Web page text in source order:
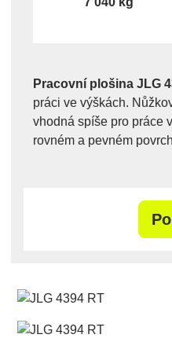
Pracovní plošina JLG
práci ve výškách.
vhodná spíše pro práce
rovném a pevném